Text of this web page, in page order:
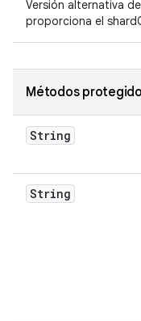
Versión alternativa de
proporciona el
Métodos
String
String